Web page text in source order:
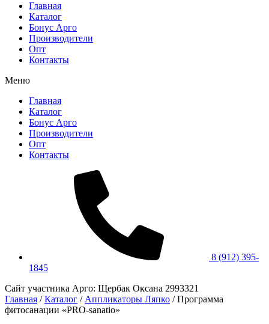
Главная
Каталог
Бонус Арго
Производители
Опт
Контакты
Меню
Главная
Каталог
Бонус Арго
Производители
Опт
Контакты
8 (912) 395-
1845
Сайт участника Арго: Щербак Оксана 2993321
Главная / Каталог / Аппликаторы Ляпко / Программа
фитосанации «PRO-sanatio»